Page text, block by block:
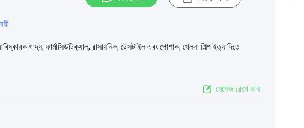
খাদ্য, ফার্মাসিউটিক্যাল, রাসায়নিক, টেক্সটাইল এবং পোশাক, খেলনা শিল্প ইত্যাদিতে
মেসেজ রেখে যান